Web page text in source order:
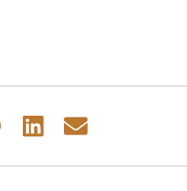
Share
Share